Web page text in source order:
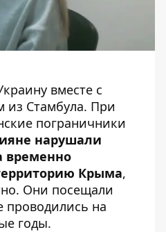
вместе с
из Стамбула. При
пограничники
нарушали
временно
Крыма,
Они посещали
проводились на
годы.